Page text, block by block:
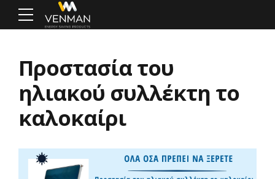
Προστασία του
ηλιακού συλλέκτη το
καλοκαίρι